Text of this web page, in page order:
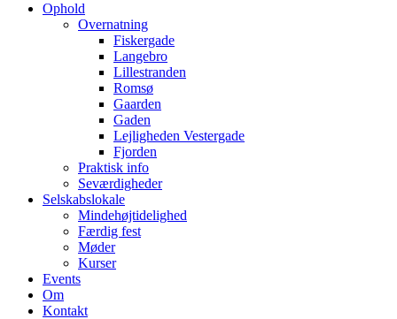
Ophold
Overnatning
Fiskergade
Langebro
Lillestranden
Romsø
Gaarden
Gaden
Lejligheden Vestergade
Fjorden
Praktisk info
Seværdigheder
Selskabslokale
Mindehøjtidelighed
Færdig fest
Møder
Kurser
Events
Om
Kontakt